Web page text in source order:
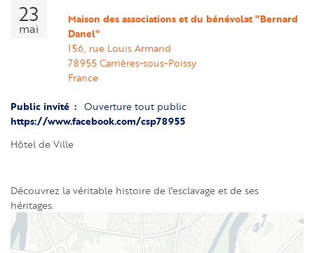
23
mai
Maison des associations et du bénévolat "Bernard
Danel"
156, rue Louis Armand
78955 Carrières-sous-Poissy
France
Public invité Ouverture tout public
https://www.facebook.com/csp78955
Hôtel de Ville
Découvrez la véritable histoire de l'esclavage et de ses
héritages.